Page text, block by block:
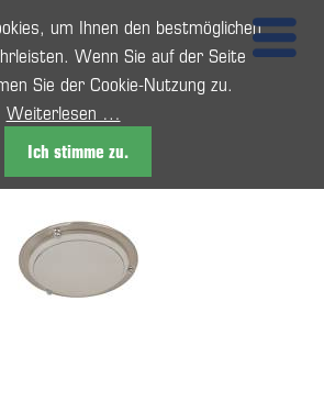
um Ihnen den bestmöglichen
Wenn Sie auf der Seite
Sie der Cookie-Nutzung zu.
Weiterlesen …
Ich stimme zu.